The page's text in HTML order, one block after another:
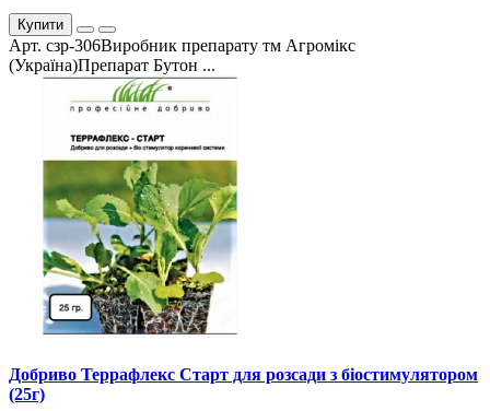
Купити
Арт. сзр-306Виробник препарату тм Агромікс
(Україна)Препарат Бутон ...
Добриво Террафлекс Старт для розсади з біостимулятором
(25г)